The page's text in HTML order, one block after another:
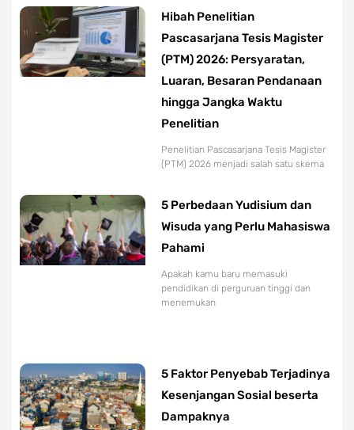
Hibah Penelitian
Pascasarjana Tesis Magister
(PTM) 2026: Persyaratan,
Luaran, Besaran Pendanaan
hingga Jangka Waktu
Penelitian
Penelitian Pascasarjana Tesis Magister
(PTM) 2026 menjadi salah satu skema
5 Perbedaan Yudisium dan
Wisuda yang Perlu Mahasiswa
Pahami
Apakah kamu baru memasuki
pendidikan di perguruan tinggi dan
menemukan
5 Faktor Penyebab Terjadinya
Kesenjangan Sosial beserta
Dampaknya